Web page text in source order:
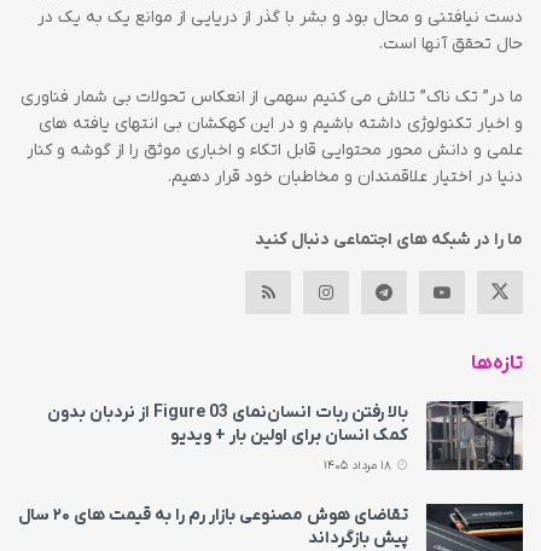
دست نیافتنی و محال بود و بشر با گذر از دریایی از موانع یک به یک در
حال تحقق آنها است.
ما در” تک ناک” تلاش می کنیم سهمی از انعکاس تحولات بی شمار فناوری
و اخبار تکنولوژی داشته باشیم و در این کهکشان بی انتهای یافته های
علمی و دانش محور محتوایی قابل اتکاء و اخباری موثق را از گوشه و کنار
دنیا در اختیار علاقمندان و مخاطبان خود قرار دهیم.
ما را در شبکه های اجتماعی دنبال کنید
تازه‌ها
بالا رفتن ربات انسان‌نمای Figure 03 از نردبان بدون
کمک انسان برای اولین بار + ویدیو
تقاضای هوش مصنوعی بازار رم را به قیمت های ۲۰ سال
پیش بازگرداند